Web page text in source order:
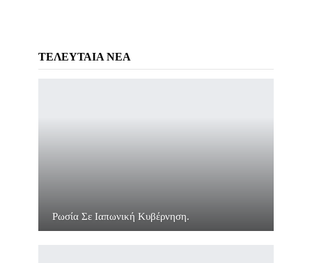
ΤΕΛΕΥΤΑΙΑ ΝΕΑ
Ρωσία Σε Ιαπωνική Κυβέρνηση.